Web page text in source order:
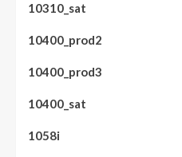
10310_sat
10400_prod2
10400_prod3
10400_sat
1058i